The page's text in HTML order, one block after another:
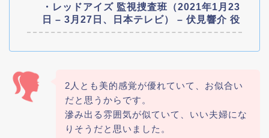
・レッドアイズ 監視捜査班（2021年1月23
日 – 3月27日、日本テレビ） – 伏見響介 役
2人とも美的感覚が優れていて、お似合い
だと思うからです。
滲み出る雰囲気が似ていて、いい夫婦にな
りそうだと思いました。